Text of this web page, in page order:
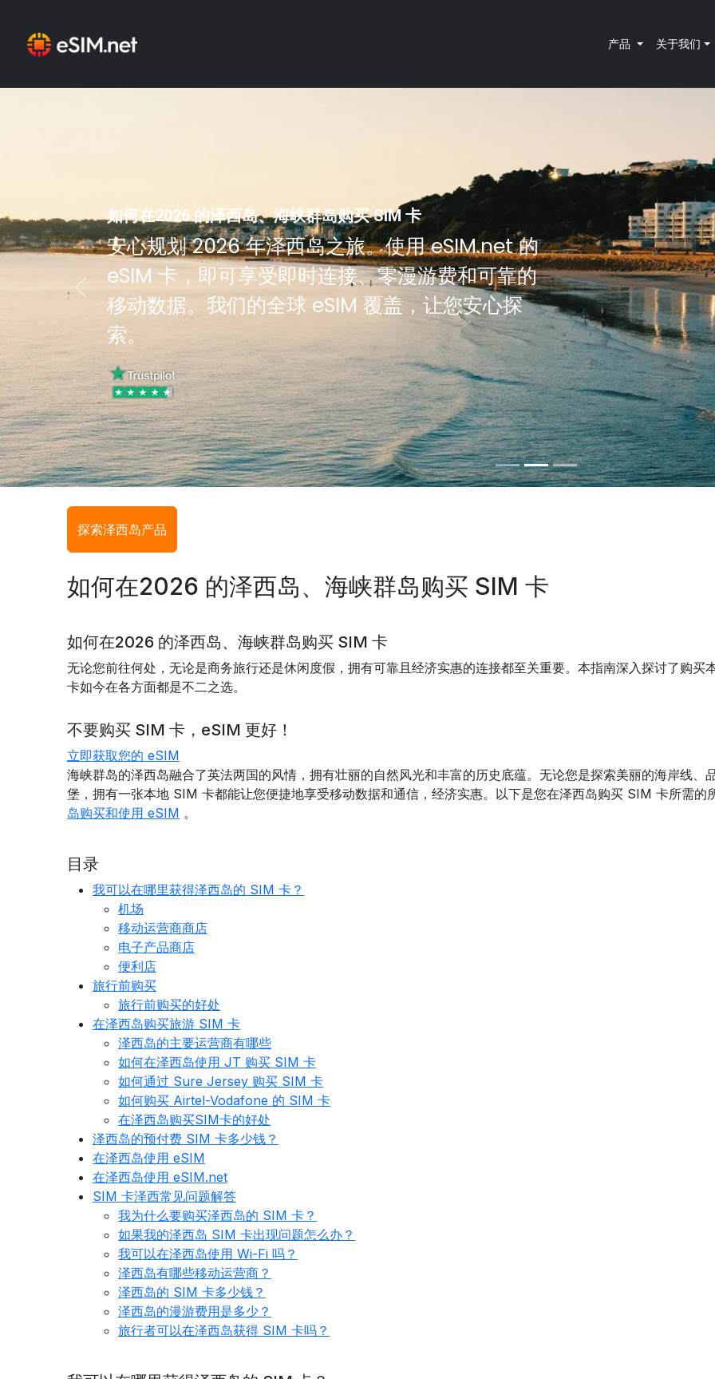
产品 关于我们
如何在2026 的泽西岛、海峡群岛购买 SIM 卡
安心规划 2026 年泽西岛之旅。使用 eSIM.net 的
eSIM 卡，即可享受即时连接、零漫游费和可靠的
移动数据。我们的全球 eSIM 覆盖，让您安心探
索。
Previous
探索泽西岛产品
如何在2026 的泽西岛、海峡群岛购买 SIM 卡
如何在2026 的泽西岛、海峡群岛购买 SIM 卡
无论您前往何处，无论是商务旅行还是休闲度假，拥有可靠且经济实惠的连接都至关重要。本指南深入探讨了购
卡如今在各方面都是不二之选。
不要购买 SIM 卡，eSIM 更好！
立即获取您的 eSIM
海峡群岛的泽西岛融合了英法两国的风情，拥有壮丽的自然风光和丰富的历史底蕴。无论您是探索美丽的海岸线、
堡，拥有一张本地 SIM 卡都能让您便捷地享受移动数据和通信，经济实惠。以下是您在泽西岛购买 SIM 卡所需
岛购买和使用 eSIM 。
目录
我可以在哪里获得泽西岛的 SIM 卡？
机场
移动运营商商店
电子产品商店
便利店
旅行前购买
旅行前购买的好处
在泽西岛购买旅游 SIM 卡
泽西岛的主要运营商有哪些
如何在泽西岛使用 JT 购买 SIM 卡
如何通过 Sure Jersey 购买 SIM 卡
如何购买 Airtel-Vodafone 的 SIM 卡
在泽西岛购买SIM卡的好处
泽西岛的预付费 SIM 卡多少钱？
在泽西岛使用 eSIM
在泽西岛使用 eSIM.net
SIM 卡泽西常见问题解答
我为什么要购买泽西岛的 SIM 卡？
如果我的泽西岛 SIM 卡出现问题怎么办？
我可以在泽西岛使用 Wi-Fi 吗？
泽西岛有哪些移动运营商？
泽西岛的 SIM 卡多少钱？
泽西岛的漫游费用是多少？
旅行者可以在泽西岛获得 SIM 卡吗？